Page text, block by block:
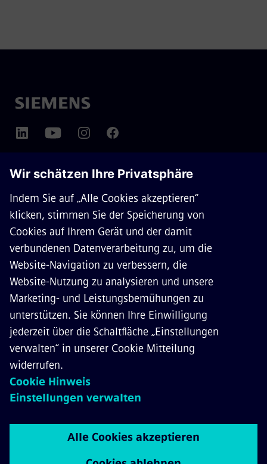
ÜBER SIEMENS MOBILITY
KONTAKT
KARRIERE
© Siemens Mobility2026
Datenschutz
Cookie Richtlinien
Digitales Zertifikat